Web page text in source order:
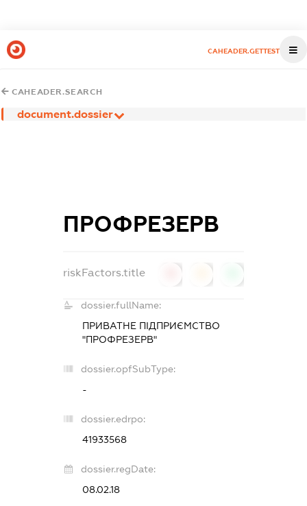
CAHEADER.GETTEST
CAHEADER.SEARCH
document.dossier
ПРОФРЕЗЕРВ
riskFactors.title
dossier.fullName:
ПРИВАТНЕ ПІДПРИЄМСТВО
"ПРОФРЕЗЕРВ"
dossier.opfSubType:
-
dossier.edrpo:
41933568
dossier.regDate:
08.02.18